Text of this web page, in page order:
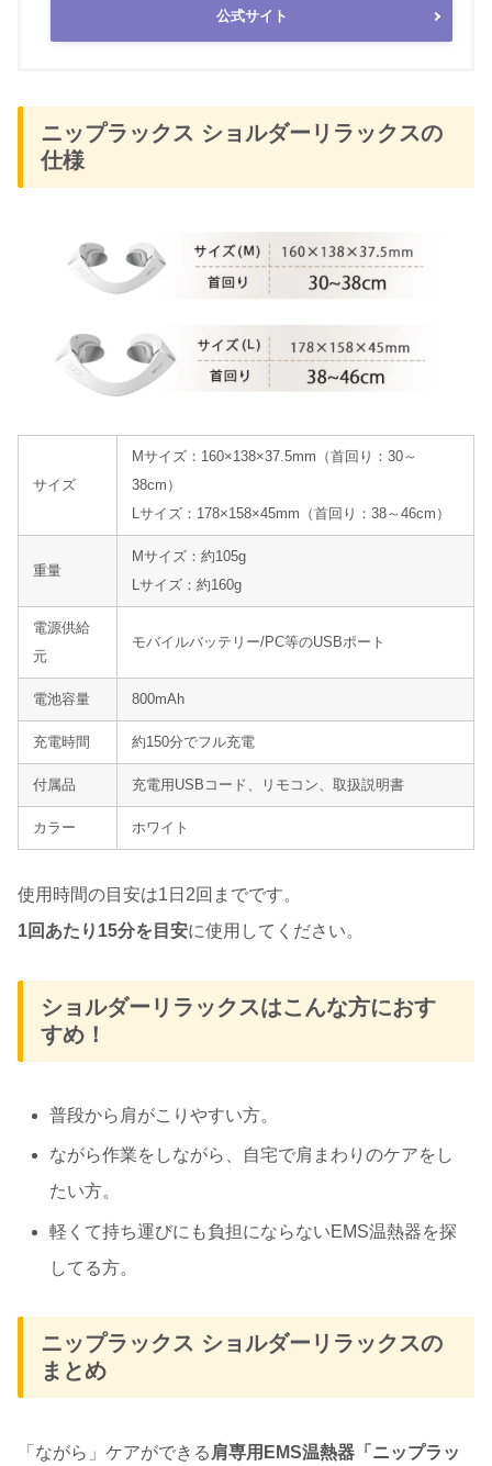
公式サイト
ニップラックス ショルダーリラックスの
仕様
サイズ
Mサイズ：160×138×37.5mm（首回り：30～
38cm）
Lサイズ：178×158×45mm（首回り：38～46cm）
重量
Mサイズ：約105g
Lサイズ：約160g
電源供給
元
モバイルバッテリー/PC等のUSBポート
電池容量 800mAh
充電時間 約150分でフル充電
付属品 充電用USBコード、リモコン、取扱説明書
カラー ホワイト
使用時間の目安は1日2回までです。
1回あたり15分を目安に使用してください。
ショルダーリラックスはこんな方におす
すめ！
普段から肩がこりやすい方。
ながら作業をしながら、自宅で肩まわりのケアをし
たい方。
軽くて持ち運びにも負担にならないEMS温熱器を探
してる方。
ニップラックス ショルダーリラックスの
まとめ
「ながら」ケアができる 肩専用EMS温熱器「ニップラッ